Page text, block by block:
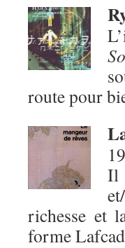
route pour
Il
richesse et
forme